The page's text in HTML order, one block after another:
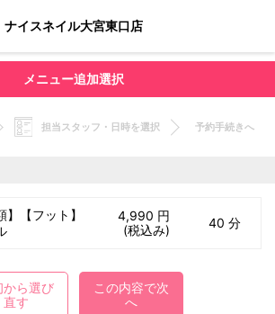
ナイスネイル大宮東口店
メニュー追加選択
担当スタッフ・日時を選択 予約手続きへ
】【フット】
4,990 円
(税込み)
40 分
から選び
直す
この内容で次
へ